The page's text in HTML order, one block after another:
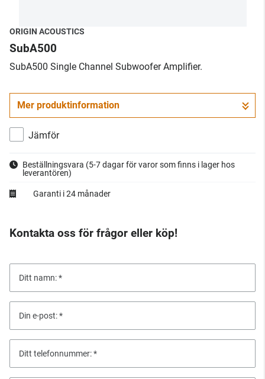
ORIGIN ACOUSTICS
SubA500
​SubA500 Single Channel Subwoofer Amplifier.
Mer produktinformation
Jämför
Beställningsvara (5-7 dagar för varor som finns i lager hos
leverantören)
Garanti i 24 månader
Kontakta oss för frågor eller köp!
Ditt namn:
Din e-post:
Ditt telefonnummer: